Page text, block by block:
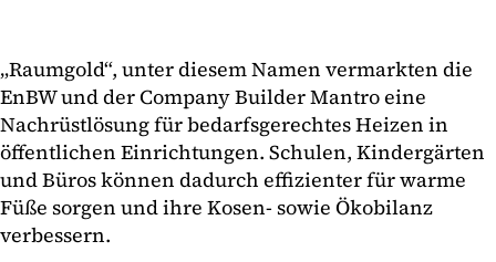
„Raumgold“, unter diesem Namen vermarkten die
EnBW und der Company Builder Mantro eine
Nachrüstlösung für bedarfsgerechtes Heizen in
öffentlichen Einrichtungen. Schulen, Kindergärten
und Büros können dadurch effizienter für warme
Füße sorgen und ihre Kosen- sowie Ökobilanz
verbessern.